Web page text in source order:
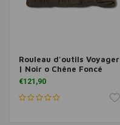
Rouleau d'outils Voyager
| Noir o Chêne Foncé
€121,90